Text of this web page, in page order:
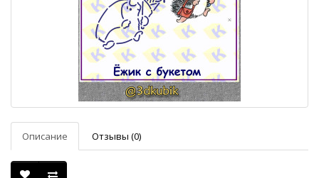
Описание Отзывы (0)